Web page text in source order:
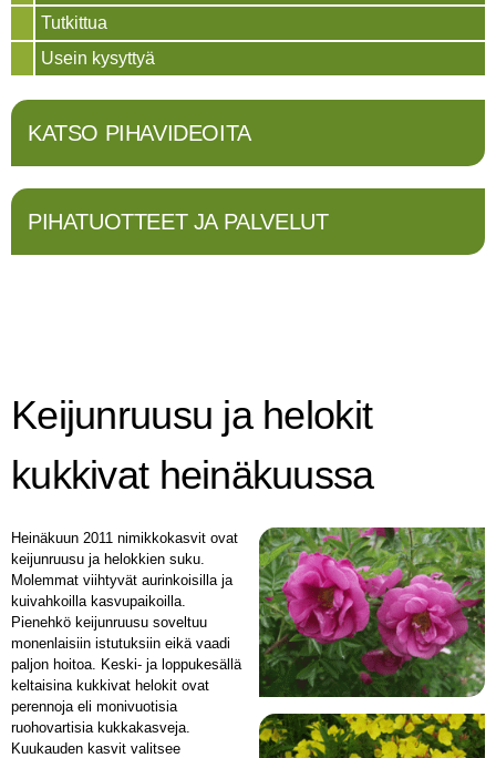
Tutkittua
Usein kysyttyä
KATSO PIHAVIDEOITA
PIHATUOTTEET JA PALVELUT
Keijunruusu ja helokit
kukkivat heinäkuussa
Heinäkuun 2011 nimikkokasvit ovat
keijunruusu ja helokkien suku.
Molemmat viihtyvät aurinkoisilla ja
kuivahkoilla kasvupaikoilla.
Pienehkö keijunruusu soveltuu
monenlaisiin istutuksiin eikä vaadi
paljon hoitoa. Keski- ja loppukesällä
keltaisina kukkivat helokit ovat
perennoja eli monivuotisia
ruohovartisia kukkakasveja.
Kuukauden kasvit valitsee